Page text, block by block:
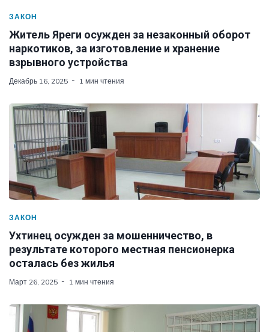
ЗАКОН
Житель Яреги осужден за незаконный оборот
наркотиков, за изготовление и хранение
взрывного устройства
Декабрь 16, 2025 1 мин чтения
ЗАКОН
Ухтинец осужден за мошенничество, в
результате которого местная пенсионерка
осталась без жилья
Март 26, 2025 1 мин чтения